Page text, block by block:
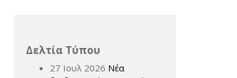
Δελτία Τύπου
27 Ιουλ 2026 Νέα